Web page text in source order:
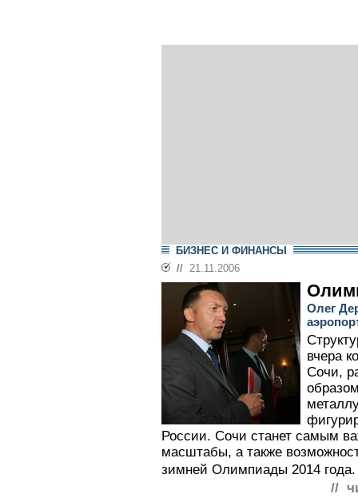
БИЗНЕС И ФИНАНСЫ
// 21.11.2006
Олег
вчера
Сочи,
России. Сочи станет самым
масштабы, а также
зимней Олимпиады 2014 года.
//